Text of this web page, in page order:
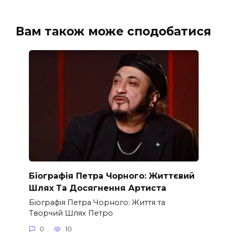
Вам також може сподобатися
Біографія Петра Чорного: Життєвий
Шлях Та Досягнення Артиста
Біографія Петра Чорного: Життя та
Творчий Шлях Петро
0 10